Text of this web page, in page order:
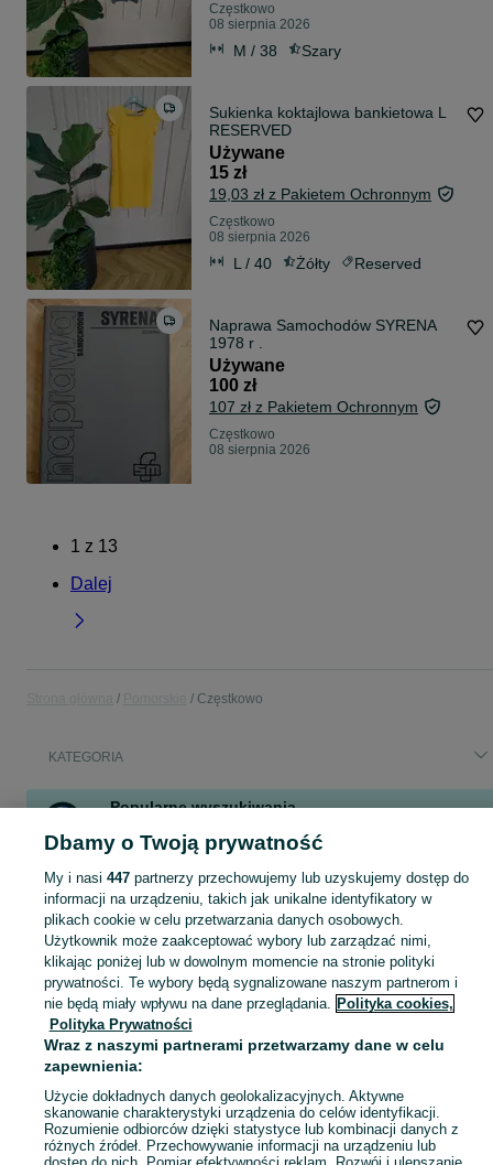
Częstkowo
08 sierpnia 2026
M / 38 Szary
Sukienka koktajlowa bankietowa L
RESERVED
Używane
15 zł
19,03 zł z Pakietem Ochronnym
Częstkowo
08 sierpnia 2026
L / 40 Żółty Reserved
Naprawa Samochodów SYRENA
1978 r .
Używane
100 zł
107 zł z Pakietem Ochronnym
Częstkowo
08 sierpnia 2026
1 z 13
Dalej
Częstkowo
KATEGORIA
Popularne wyszukiwania
elektronarzędzia przedłużacz okrycie
Zobacz Więcej
Zobacz
Mapa kategorii
Mapa miejscowości
Mapa ministron
Popularne wyszukiwania
Dbamy o Twoją prywatność
My i nasi 447partnerzy przechowujemy lub uzyskujemy dostęp do
informacji na urządzeniu, takich jak unikalne identyfikatory w
plikach cookie w celu przetwarzania danych osobowych.
Użytkownik może zaakceptować wybory lub zarządzać nimi,
klikając poniżej lub w dowolnym momencie na stronie polityki
prywatności. Te wybory będą sygnalizowane naszym partnerom i
nie będą miały wpływu na dane przeglądania. Polityka cookies,
Polityka Prywatności
Wraz z naszymi partnerami przetwarzamy dane w celu
zapewnienia:
Użycie dokładnych danych geolokalizacyjnych. Aktywne
skanowanie charakterystyki urządzenia do celów identyfikacji.
Rozumienie odbiorców dzięki statystyce lub kombinacji danych z
różnych źródeł. Przechowywanie informacji na urządzeniu lub